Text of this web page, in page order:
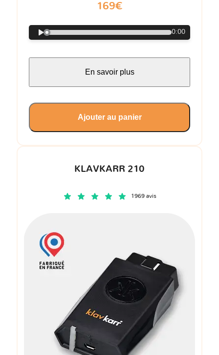
KLAVKARR 210
1969 avis
169€
0:00
En savoir plus
Ajouter au panier